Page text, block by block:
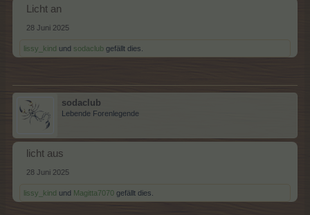
Licht an
28 Juni 2025
lissy_kind und sodaclub gefällt dies.
sodaclub
Lebende Forenlegende
licht aus
28 Juni 2025
lissy_kind und Magitta7070 gefällt dies.